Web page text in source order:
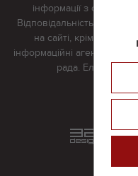
інформації з сайту
Відповідальність за
на сайті, крім
інформаційні агентства
рада. Електронна